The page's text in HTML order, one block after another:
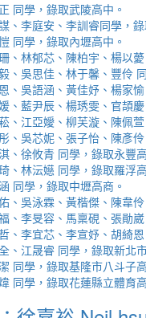
同學，錄取武陵高中。
、李庭安、李訓睿同學，
同學，錄取內壢高中。
、林郁芯、陳柏宇、楊以
、吳思佳、林于馨、豐伶
、吳語涵、黃佳妤、楊家
、藍尹辰、楊琇雯、官頡
、江亞嬡、柳芙漩、陳佩
、吳芯妮、張子怡、陳彥
、徐攸青 同學，錄取永豐
、林沄嬨 同學，錄取羅浮
同學，錄取中壢高商。
、吳泳霖、黃楷傑、陳韋
、李旻容、馬稟硯、張勛
、李宜芯、李宣妤、胡綺
、江晟睿 同學，錄取新北
同學，錄取基隆市八斗子
同學，錄取花蓮縣立體育